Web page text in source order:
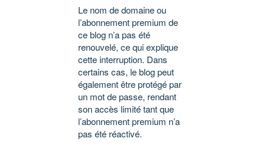
Le nom de domaine ou
l’abonnement premium de
ce blog n’a pas été
renouvelé, ce qui explique
cette interruption. Dans
certains cas, le blog peut
également être protégé par
un mot de passe, rendant
son accès limité tant que
l’abonnement premium n’a
pas été réactivé.